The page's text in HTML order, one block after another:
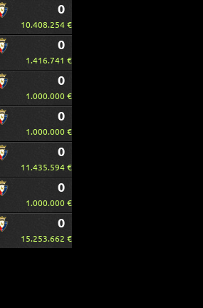
0
10.408.254 €
0
1.416.741 €
0
1.000.000 €
0
1.000.000 €
0
11.435.594 €
0
1.000.000 €
0
15.253.662 €